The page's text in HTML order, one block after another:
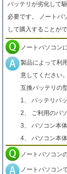
バッテリが劣化して
必要です。 ノートパ
して購入することがで
ノートパソコン
製品によって利
意してください。
互換バッテリの
1、 バッテリパ
2、 ご利用のパ
3、 パソコン本
4、 パソコン本体
ノートパソコン
ノートパソコン